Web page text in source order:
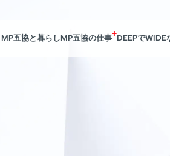
MP五協と暮らしMP五協の仕事 DEEPでWIDE